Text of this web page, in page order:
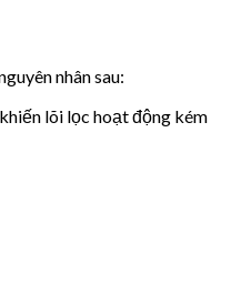
nhân sau:
lõi lọc hoạt động kém